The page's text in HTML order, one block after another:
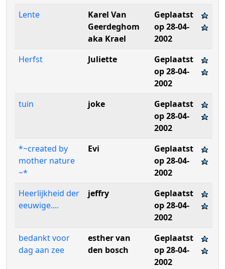
Lente
Karel Van
Geerdeghom
aka Krael
Geplaatst
op 28-04-
2002
Herfst
Juliette
Geplaatst
op 28-04-
2002
tuin
joke
Geplaatst
op 28-04-
2002
*~created by
mother nature
~*
Evi
Geplaatst
op 28-04-
2002
Heerlijkheid der
eeuwige....
jeffry
Geplaatst
op 28-04-
2002
bedankt voor
dag aan zee
esther van
den bosch
Geplaatst
op 28-04-
2002